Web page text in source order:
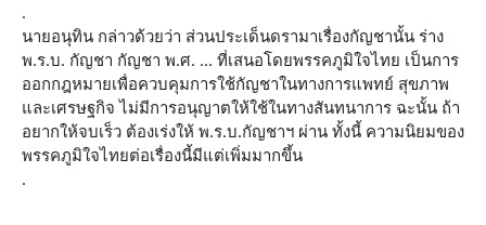
.
นายอนุทิน กล่าวด้วยว่า ส่วนประเด็นดรามาเรื่องกัญชานั้น ร่าง
พ.ร.บ. กัญชา กัญชา พ.ศ. … ที่เสนอโดยพรรคภูมิใจไทย เป็นการ
ออกกฎหมายเพื่อควบคุมการใช้กัญชาในทางการแพทย์ สุขภาพ
และเศรษฐกิจ ไม่มีการอนุญาตให้ใช้ในทางสันทนาการ ฉะนั้น ถ้า
อยากให้จบเร็ว ต้องเร่งให้ พ.ร.บ.กัญชาฯ ผ่าน ทั้งนี้ ความนิยมของ
พรรคภูมิใจไทยต่อเรื่องนี้มีแต่เพิ่มมากขึ้น
.